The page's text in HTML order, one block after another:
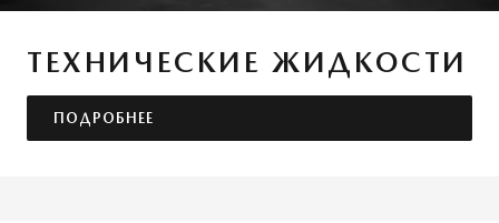
ТЕХНИЧЕСКИЕ ЖИДКОСТИ
ПОДРОБНЕЕ